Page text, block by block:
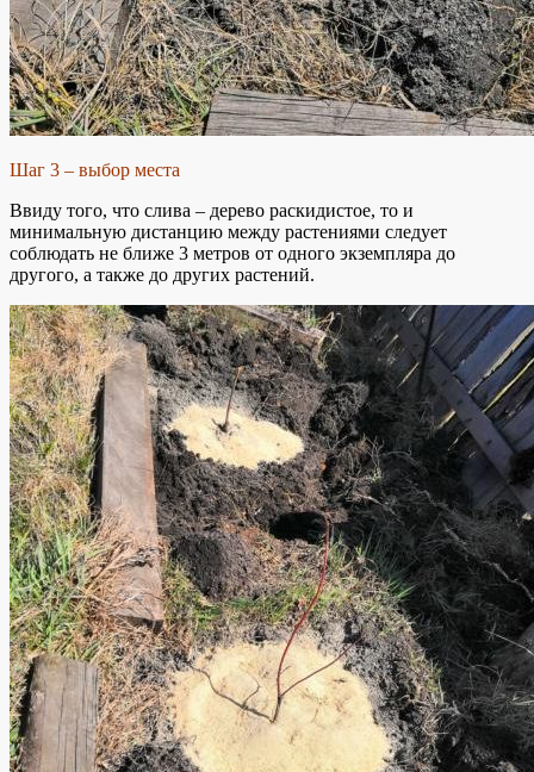
Шаг 3 – выбор места
Ввиду того, что слива – дерево раскидистое, то и
минимальную дистанцию между растениями следует
соблюдать не ближе 3 метров от одного экземпляра до
другого, а также до других растений.